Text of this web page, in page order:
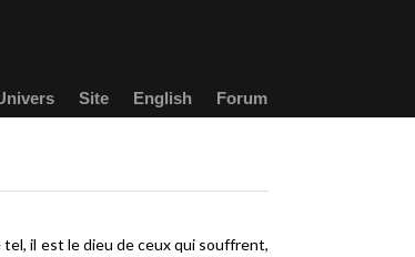
Site English Forum
il est le dieu de ceux qui souffrent,